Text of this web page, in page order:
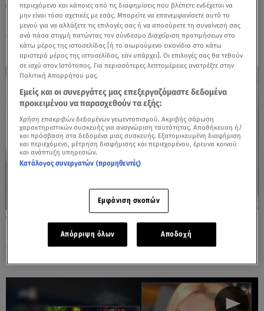
11.10.24, 23:45
Νικηφόρος: Ο λόγος που δεν ανεβάζει ποτέ
φωτογραφίες με συντρόφους του
Νικηφόρος: Ακούστε το νέο του τραγούδι
«Οδός Γυναίκας»
περιεχόμενο και κάποιες από τις διαφημίσεις που βλέπετε ενδέχεται να
μην είναι τόσο σχετικές με εσάς. Μπορείτε να επανεμφανίσετε αυτό το
μενού για να αλλάξετε τις επιλογές σας ή να αποσύρετε τη συναίνεσή σας
ανά πάσα στιγμή πατώντας τον σύνδεσμο Διαχείριση προτιμήσεων στο
κάτω μέρος της ιστοσελίδας [ή το αιωρούμενο εικονίδιο στο κάτω
αριστερό μέρος της ιστοσελίδας, εάν υπάρχει]. Οι επιλογές σας θα τεθούν
σε ισχύ στον Ιστότοπος. Για περισσότερες λεπτομέρειες ανατρέξτε στην
Πολιτική Απορρήτου μας.
Εμείς και οι συνεργάτες μας επεξεργαζόμαστε δεδομένα
προκειμένου να παρασχεθούν τα εξής:
Χρήση επακριβών δεδομένων γεωεντοπισμού. Ακριβής σάρωση
χαρακτηριστικών συσκευής για αναγνώριση ταυτότητας. Αποθήκευση ή/
και πρόσβαση στα δεδομένα μιας συσκευής. Εξατομικευμένη διαφήμιση
και περιεχόμενο, μέτρηση διαφήμισης και περιεχομένου, έρευνα κοινού
και ανάπτυξη υπηρεσιών.
Κατάλογος συνεργατών (προμηθευτές)
Εμφάνιση σκοπών
Απόρριψη όλων Αποδοχή